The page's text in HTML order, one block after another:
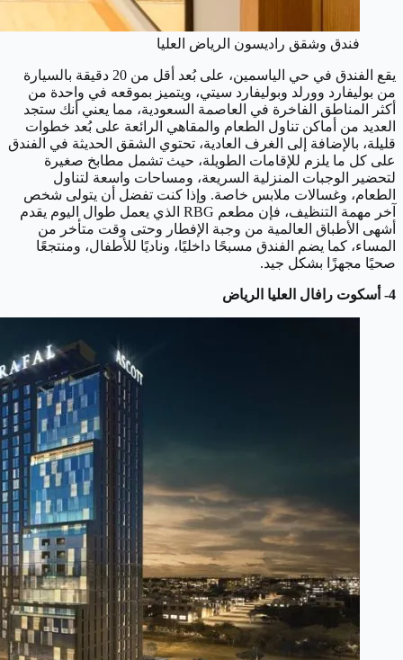
فندق وشقق راديسون الرياض العليا
يقع الفندق في حي الياسمين، على بُعد أقل من 20 دقيقة بالسيارة
من بوليفارد وورلد وبوليفارد سيتي، ويتميز بموقعه في واحدة من
أكثر المناطق الفاخرة في العاصمة السعودية، مما يعني أنك ستجد
العديد من أماكن تناول الطعام والمقاهي الرائعة على بُعد خطوات
قليلة، بالإضافة إلى الغرف العادية، تحتوي الشقق الحديثة في الفندق
على كل ما يلزم للإقامات الطويلة، حيث تشمل مطابخ صغيرة
لتحضير الوجبات المنزلية السريعة، ومساحات واسعة لتناول
الطعام، وغسالات ملابس خاصة. وإذا كنت تفضل أن يتولى شخص
آخر مهمة التنظيف، فإن مطعم RBG الذي يعمل طوال اليوم يقدم
أشهى الأطباق العالمية من وجبة الإفطار وحتى وقت متأخر من
المساء، كما يضم الفندق مسبحًا داخليًا، وناديًا للأطفال، ومنتجعًا
صحيًا مجهزًا بشكل جيد.
4- أسكوت رافال العليا الرياض